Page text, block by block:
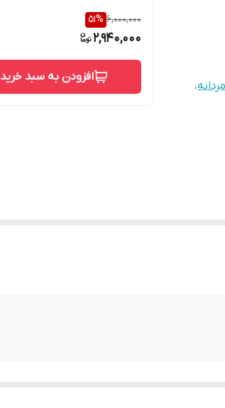
،
6,000,000
51%
2,940,000
افزودن به سبد خرید